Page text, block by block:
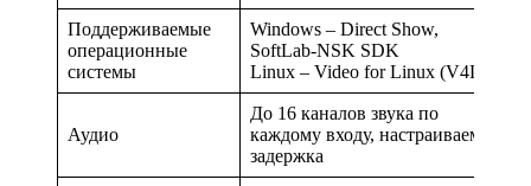
Поддерживаемые
операционные
системы
Windows – Direct Show,
SoftLab-NSK SDK
Linux – Video for Linux (V4L2)
Аудио
До 16 каналов звука по
каждому входу, настраиваемая
задержка